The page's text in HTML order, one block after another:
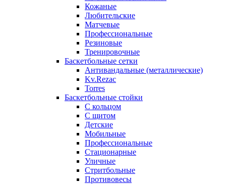
Кожаные
Любительские
Матчевые
Профессиональные
Резиновые
Тренировочные
Баскетбольные сетки
Антивандальные (металлические)
Kv.Rezac
Torres
Баскетбольные стойки
С кольцом
С щитом
Детские
Мобильные
Профессиональные
Стационарные
Уличные
Стритбольные
Противовесы